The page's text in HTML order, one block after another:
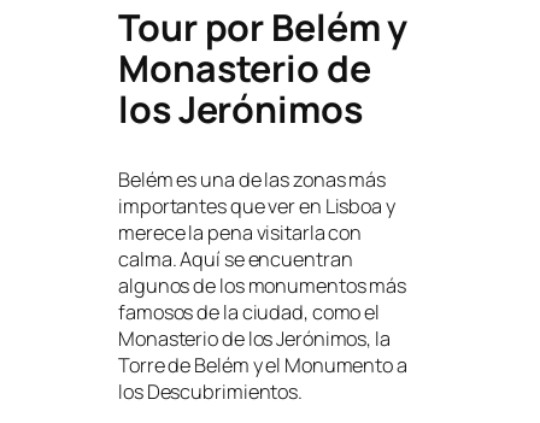
Tour por Belém y
Monasterio de
los Jerónimos
Belém es una de las zonas más
importantes que ver en Lisboa y
merece la pena visitarla con
calma. Aquí se encuentran
algunos de los monumentos más
famosos de la ciudad, como el
Monasterio de los Jerónimos, la
Torre de Belém y el Monumento a
los Descubrimientos.